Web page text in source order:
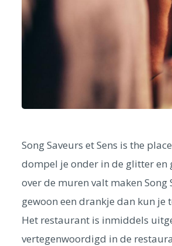
Song Saveurs et Sens is the
dompel je onder in de glitter en
over de muren valt maken Song
gewoon een drankje dan kun je
Het restaurant is inmiddels
vertegenwoordigd in de